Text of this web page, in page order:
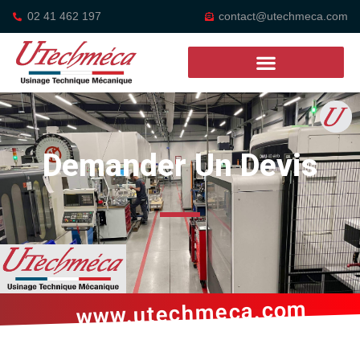
02 41 462 197 contact@utechmeca.com
Demander Un Devis
www.utechmeca.com